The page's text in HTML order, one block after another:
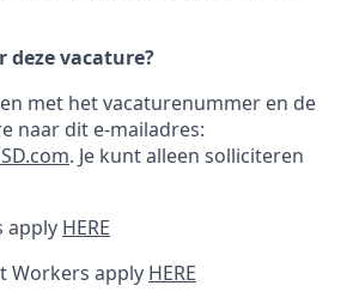
deze vacature?
met het vacaturenummer en de
naar dit e-mailadres:
. Je kunt alleen solliciteren
apply HERE
Workers apply HERE